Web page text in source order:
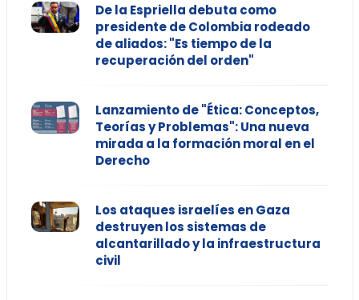
De la Espriella debuta como
presidente de Colombia rodeado
de aliados: "Es tiempo de la
recuperación del orden"
Lanzamiento de "Ética: Conceptos,
Teorías y Problemas": Una nueva
mirada a la formación moral en el
Derecho
Los ataques israelíes en Gaza
destruyen los sistemas de
alcantarillado y la infraestructura
civil